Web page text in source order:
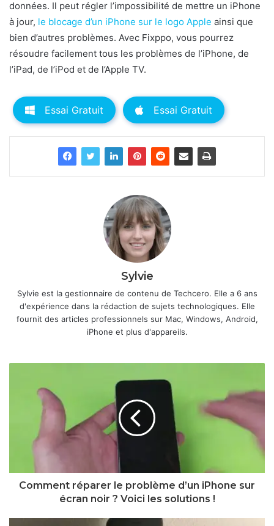
données. Il peut régler l’impossibilité de mettre un iPhone
à jour, le blocage d’un iPhone sur le logo Apple ainsi que
bien d’autres problèmes. Avec Fixppo, vous pourrez
résoudre facilement tous les problèmes de l’iPhone, de
l’iPad, de l’iPod et de l’Apple TV.
Essai Gratuit Essai Gratuit
Sylvie
Sylvie est la gestionnaire de contenu de Techcero. Elle a 6 ans
d'expérience dans la rédaction de sujets technologiques. Elle
fournit des articles professionnels sur Mac, Windows, Android,
iPhone et plus d'appareils.
Comment réparer le problème d’un iPhone sur
écran noir ? Voici les solutions !